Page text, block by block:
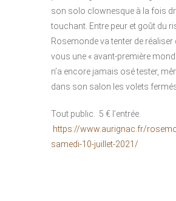
son solo clownesque à la fois
touchant. Entre peur et goût du
Rosemonde va tenter de réaliser
vous une « avant-première
n’a encore jamais osé tester,
dans son salon les volets
Tout public. 5 € l’entrée.
https://www.aurignac.fr/
samedi-10-juillet-2021/